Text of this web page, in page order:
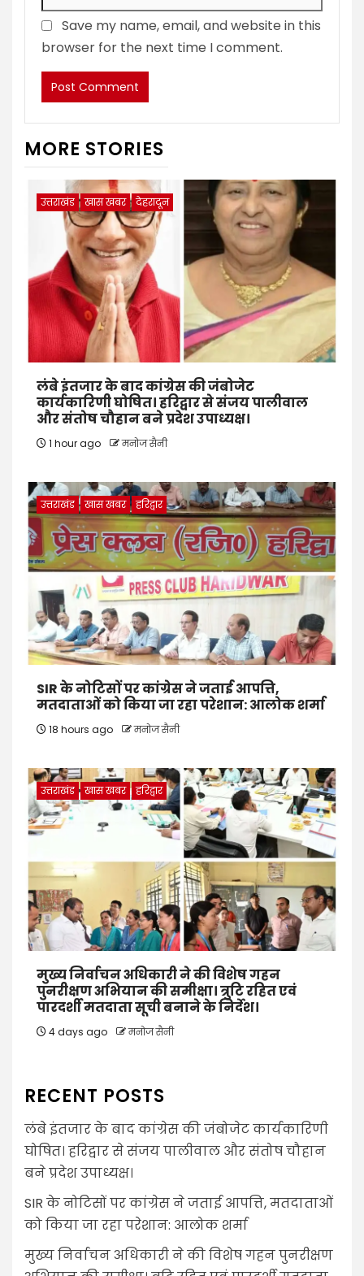
Save my name, email, and website in this
browser for the next time I comment.
MORE STORIES
उत्तराखंड खास खबर देहरादून
लंबे इंतजार के बाद कांग्रेस की जंबोजेट
कार्यकारिणी घोषित। हरिद्वार से संजय पालीवाल
और संतोष चौहान बने प्रदेश उपाध्यक्ष।
1 hour ago मनोज सैनी
उत्तराखंड खास खबर हरिद्वार
SIR के नोटिसों पर कांग्रेस ने जताई आपत्ति,
मतदाताओं को किया जा रहा परेशान: आलोक शर्मा
18 hours ago मनोज सैनी
उत्तराखंड खास खबर हरिद्वार
मुख्य निर्वाचन अधिकारी ने की विशेष गहन
पुनरीक्षण अभियान की समीक्षा। त्रुटि रहित एवं
पारदर्शी मतदाता सूची बनाने के निर्देश।
4 days ago मनोज सैनी
RECENT POSTS
लंबे इंतजार के बाद कांग्रेस की जंबोजेट कार्यकारिणी
घोषित। हरिद्वार से संजय पालीवाल और संतोष चौहान
बने प्रदेश उपाध्यक्ष।
SIR के नोटिसों पर कांग्रेस ने जताई आपत्ति, मतदाताओं
को किया जा रहा परेशान: आलोक शर्मा
मुख्य निर्वाचन अधिकारी ने की विशेष गहन पुनरीक्षण